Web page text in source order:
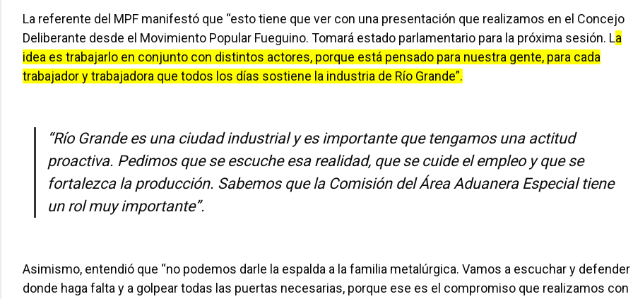
La referente del MPF manifestó que “esto tiene que ver con una presentación que realizamos en el Concejo
Deliberante desde el Movimiento Popular Fueguino. Tomará estado parlamentario para la próxima sesión. La
idea es trabajarlo en conjunto con distintos actores, porque está pensado para nuestra gente, para cada
trabajador y trabajadora que todos los días sostiene la industria de Río Grande”.
“Río Grande es una ciudad industrial y es importante que tengamos una actitud
proactiva. Pedimos que se escuche esa realidad, que se cuide el empleo y que se
fortalezca la producción. Sabemos que la Comisión del Área Aduanera Especial tiene
un rol muy importante”.
Asimismo, entendió que “no podemos darle la espalda a la familia metalúrgica. Vamos a escuchar y defender
donde haga falta y a golpear todas las puertas necesarias, porque ese es el compromiso que realizamos con